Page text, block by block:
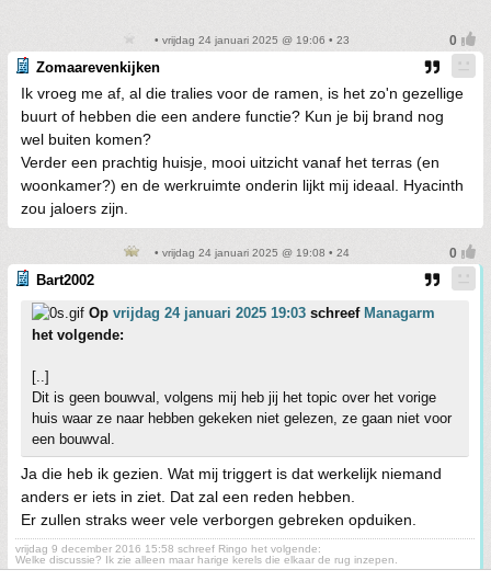
• vrijdag 24 januari 2025 @ 19:06 • 23
Zomaarevenkijken
Ik vroeg me af, al die tralies voor de ramen, is het zo'n gezellige
buurt of hebben die een andere functie? Kun je bij brand nog
wel buiten komen?
Verder een prachtig huisje, mooi uitzicht vanaf het terras (en
woonkamer?) en de werkruimte onderin lijkt mij ideaal. Hyacinth
zou jaloers zijn.
• vrijdag 24 januari 2025 @ 19:08 • 24
Bart2002
Op vrijdag 24 januari 2025 19:03 schreef Managarm
het volgende:
[..]
Dit is geen bouwval, volgens mij heb jij het topic over het vorige
huis waar ze naar hebben gekeken niet gelezen, ze gaan niet voor
een bouwval.
Ja die heb ik gezien. Wat mij triggert is dat werkelijk niemand
anders er iets in ziet. Dat zal een reden hebben.
Er zullen straks weer vele verborgen gebreken opduiken.
vrijdag 9 december 2016 15:58 schreef Ringo het volgende:
Welke discussie? Ik zie alleen maar harige kerels die elkaar de rug inzepen.